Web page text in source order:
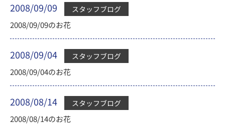
2008/09/09 スタッフブログ
2008/09/09のお花
2008/09/04 スタッフブログ
2008/09/04のお花
2008/08/14 スタッフブログ
2008/08/14のお花